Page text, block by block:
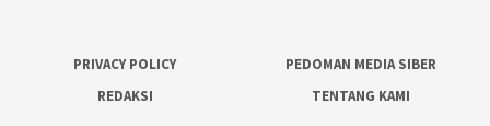
PRIVACY POLICY
PEDOMAN MEDIA SIBER
REDAKSI
TENTANG KAMI